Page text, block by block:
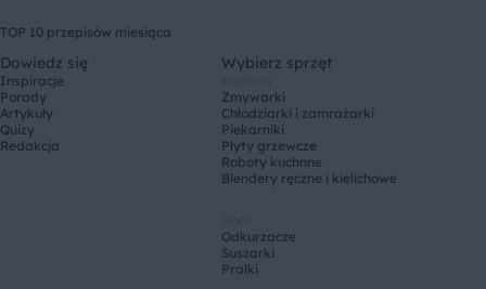
TOP 10 przepisów miesiąca
Dowiedz się
Inspiracje
Porady
Artykuły
Quizy
Redakcja
Wybierz sprzęt
Zmywarki
Chłodziarki i zamrażarki
Piekarniki
Płyty grzewcze
Roboty kuchnne
Blendery ręczne i kielichowe
Odkurzacze
Suszarki
Pralki